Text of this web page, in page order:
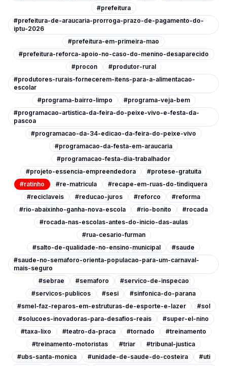
#prefeitura
#prefeitura-de-araucaria-prorroga-prazo-de-pagamento-do-
iptu-2026
#prefeitura-em-primeira-mao
#prefeitura-reforca-apoio-no-caso-do-menino-desaparecido
#procon
#produtor-rural
#produtores-rurais-fornecerem-itens-para-a-alimentacao-
escolar
#programa-bairro-limpo
#programa-veja-bem
#programacao-artistica-da-feira-do-peixe-vivo-e-festa-da-
pascoa
#programacao-da-34-edicao-da-feira-do-peixe-vivo
#programacao-da-festa-em-araucaria
#programacao-festa-dia-trabalhador
#projeto-essencia-empreendedora
#protese-gratuita
#ratinho
#re-matricula
#recape-em-ruas-do-tindiquera
#reciclaveis
#reducao-juros #reforco
#reforma
#rio-abaixinho-ganha-nova-escola
#rio-bonito
#rocada
#rocada-nas-escolas-antes-do-inicio-das-aulas
#rua-cesario-furman
#salto-de-qualidade-no-ensino-municipal
#saude
#saude-no-semaforo-orienta-populacao-para-um-carnaval-
mais-seguro
#sebrae
#semaforo
#servico-de-inspecao
#servicos-publicos
#sesi
#sinfonica-do-parana
#smel-faz-reparos-em-estruturas-de-esporte-e-lazer
#sol
#solucoes-inovadoras-para-desafios-reais
#super-el-nino
#taxa-lixo
#teatro-da-praca #tornado
#treinamento
#treinamento-motoristas
#triar
#tribunal-justica
#ubs-santa-monica
#unidade-de-saude-do-costeira
#uti